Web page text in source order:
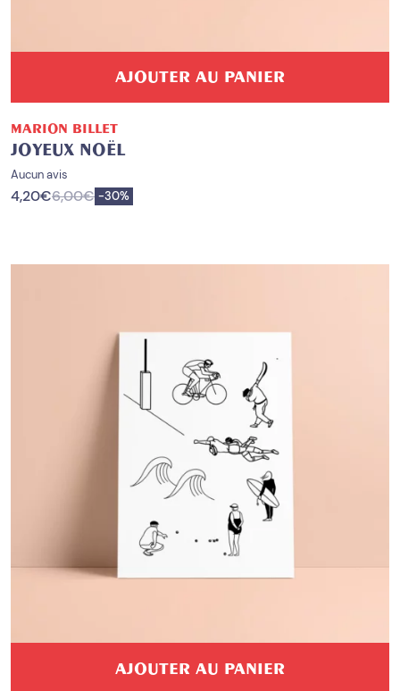
AJOUTER AU PANIER
MARION BILLET
JOYEUX NOËL
Aucun avis
4,20€6,00€ Enregistrer
-30%
AJOUTER AU PANIER